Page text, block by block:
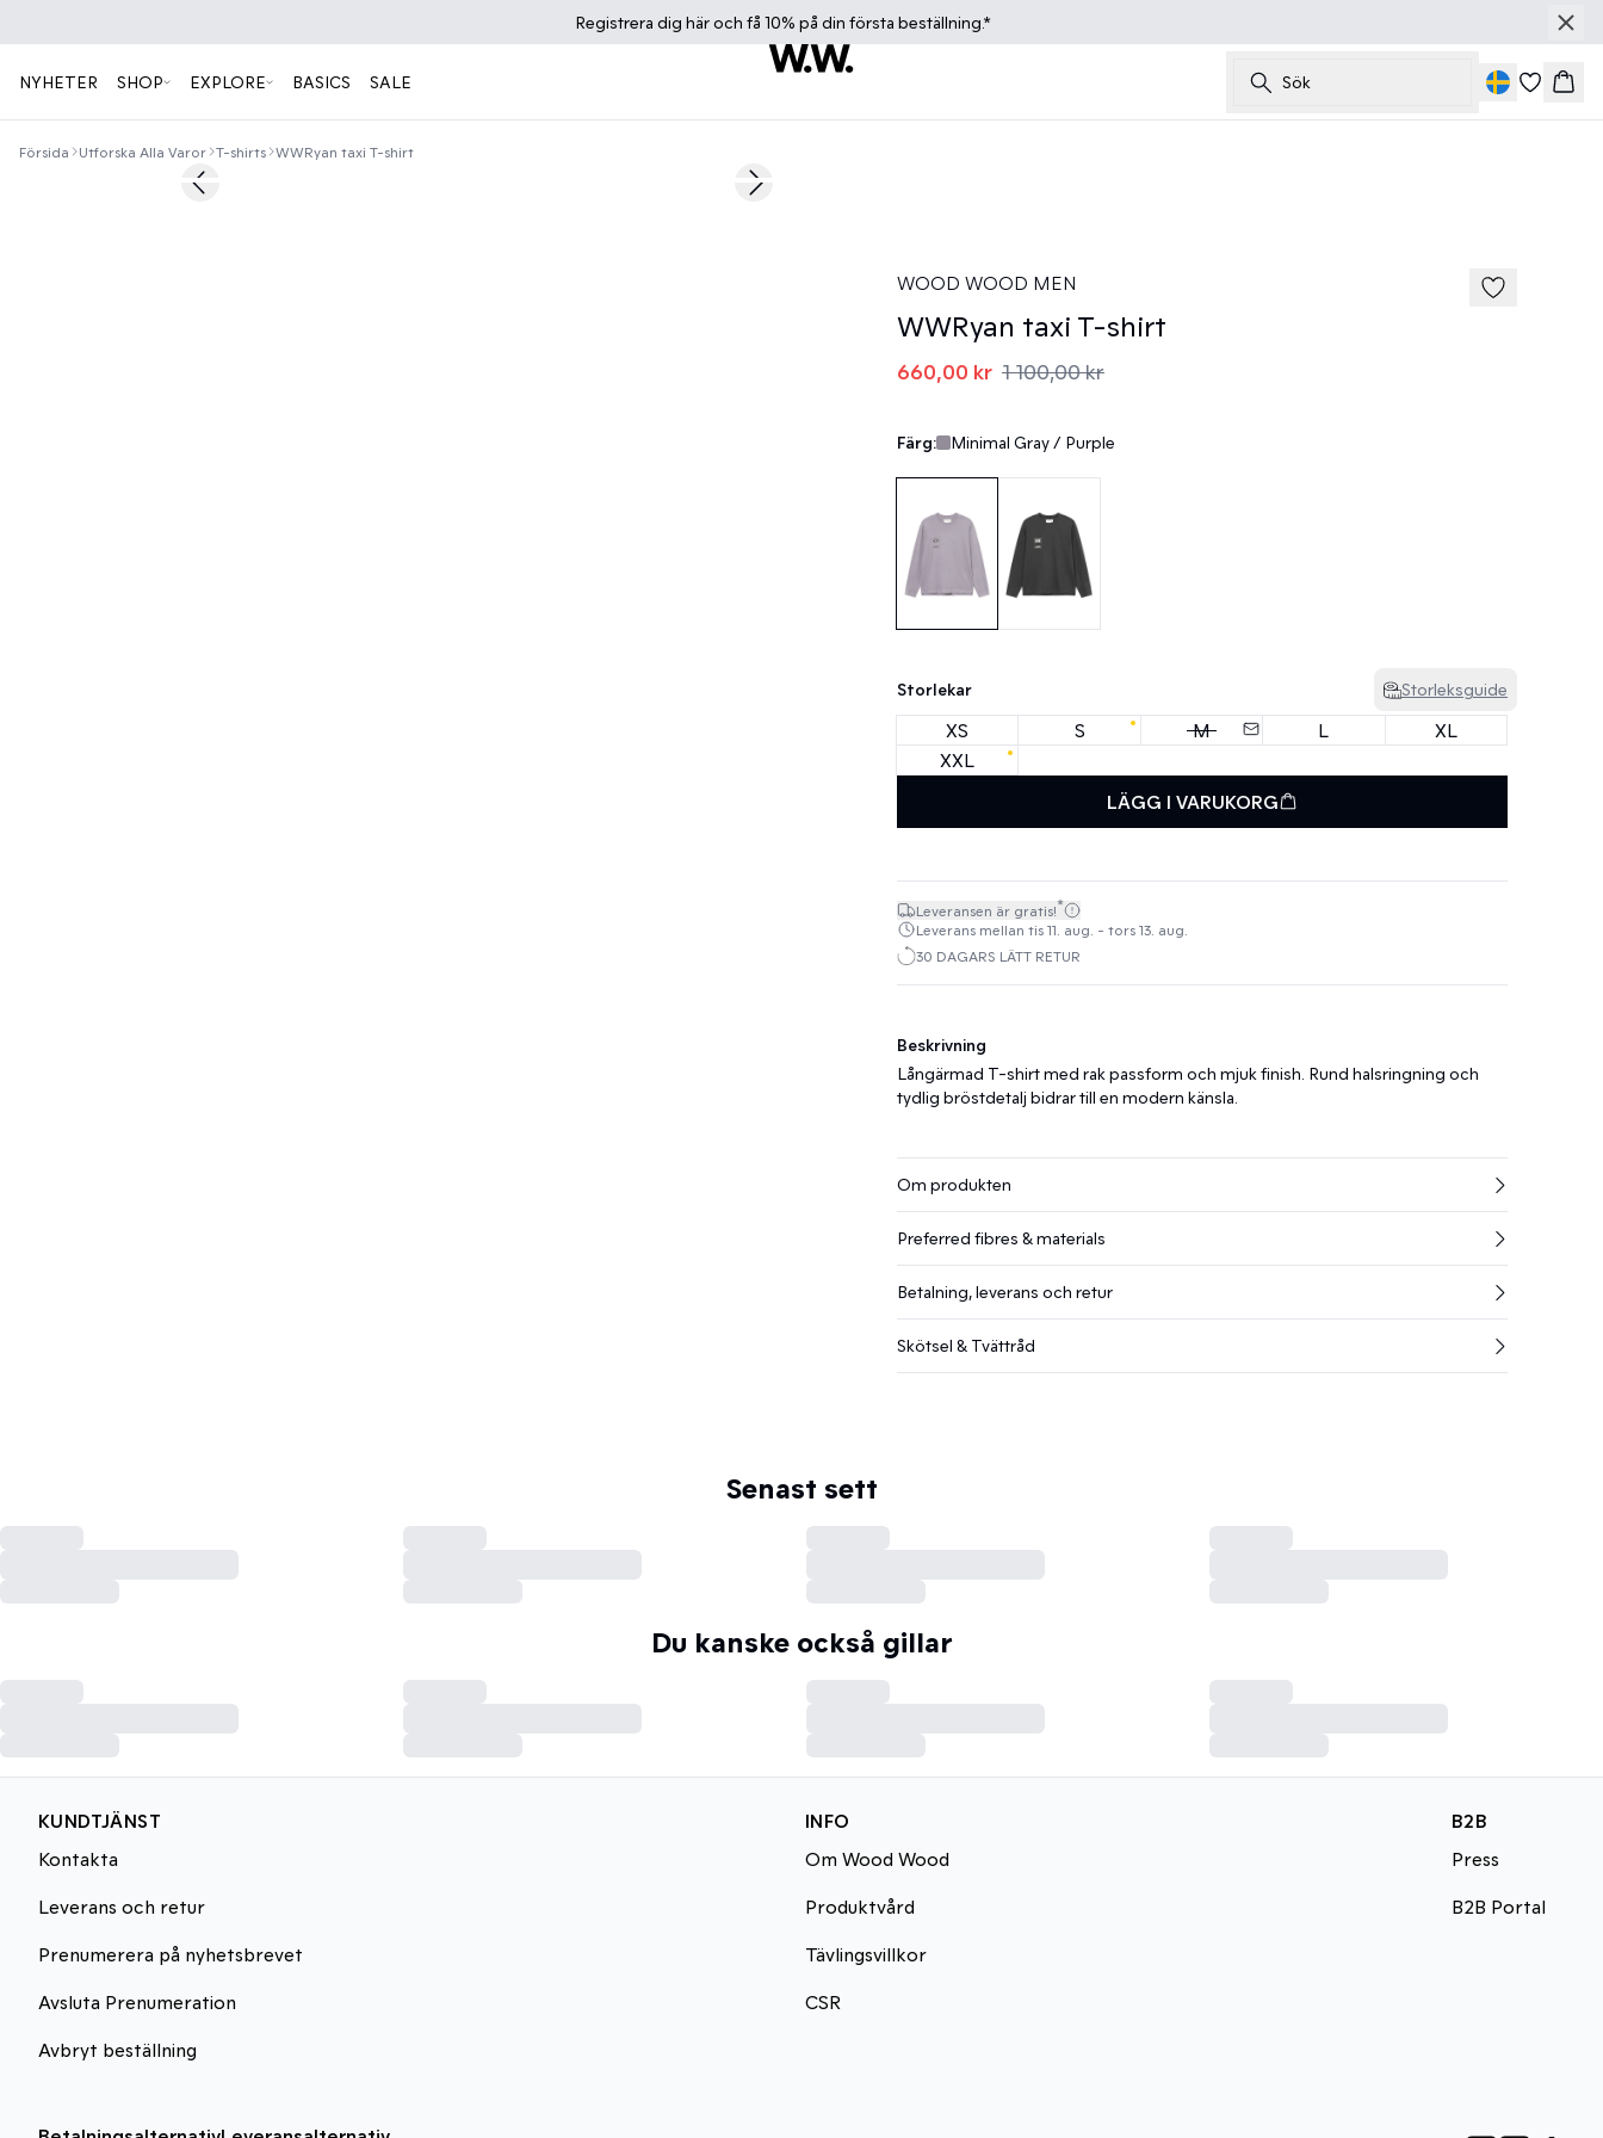
Registrera dig häroch få 10% på din första beställning.*
NYHETER SHOP EXPLORE BASICS SALE Sök Korg
Försida Utforska Alla Varor T-shirts WWRyan taxi T-shirt
40%Previous slide Next slide
WOOD WOOD MEN
WWRyan taxi T-shirt
660,00 kr 1 100,00 kr
Färg: Minimal Gray / Purple
Storlekar Storleksguide
XS S M L
XL
XXL
LÄGG I VARUKORG
Leveransen är gratis!*
Leverans mellan tis 11. aug. - tors 13. aug.
30 DAGARS LÄTT RETUR
Beskrivning
Långärmad T-shirt med rak passform och mjuk finish. Rund halsringning och
tydlig bröstdetalj bidrar till en modern känsla.
Om produkten
Preferred fibres & materials
Betalning, leverans och retur
Skötsel & Tvättråd
Senast sett
Du kanske också gillar
KUNDTJÄNST
Kontakta
Leverans och retur
Prenumerera på nyhetsbrevet
Avsluta Prenumeration
Avbryt beställning
INFO
Om Wood Wood
Produktvård
Tävlingsvillkor
CSR
B2B
Press
B2B Portal